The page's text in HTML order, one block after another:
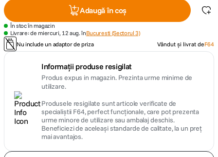
Adaugă în coș
În stoc în magazin
Livrare: de miercuri, 12 aug. înBucuresti (Sectorul 3)
Nu include un adaptor de priza
Vândut și livrat deF64
Informații produse resigilat
Produs expus in magazin. Prezinta urme minime de
utilizare.
Produsele resigilate sunt articole verificate de
specialiștii F64, perfect funcționale, care pot prezenta
urme minore de utilizare sau ambalaj deschis.
Beneficiezi de aceleași standarde de calitate, la un preț
mai avantajos.